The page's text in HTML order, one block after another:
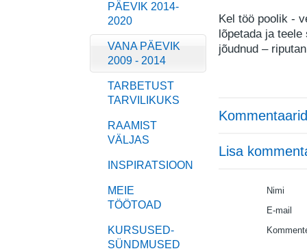
PÄEVIK 2014-
2020
VANA PÄEVIK
2009 - 2014
TARBETUST
TARVILIKUKS
RAAMIST
VÄLJAS
INSPIRATSIOON
MEIE
TÖÖTOAD
KURSUSED-
SÜNDMUSED
Kel töö poolik -
lõpetada ja
jõudnud –
Lisa
Nimi
E-mail